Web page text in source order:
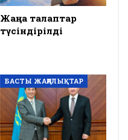
Жаңа талаптар
түсіндірілді
БАСТЫ ЖАҢАЛЫҚТАР